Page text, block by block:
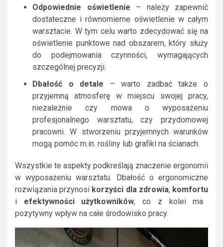
Odpowiednie oświetlenie – należy zapewnić
dostateczne i równomierne oświetlenie w całym
warsztacie. W tym celu warto zdecydować się na
oświetlenie punktowe nad obszarem, który służy
do podejmowania czynności, wymagających
szczególnej precyzji.
Dbałość o detale – warto zadbać także o
przyjemną atmosferę w miejscu swojej pracy,
niezależnie czy mowa o wyposażeniu
profesjonalnego warsztatu, czy przydomowej
pracowni. W stworzeniu przyjemnych warunków
mogą pomóc m.in. rośliny lub grafiki na ścianach.
Wszystkie te aspekty podkreślają znaczenie ergonomii
w wyposażeniu warsztatu. Dbałość o ergonomiczne
rozwiązania przynosi korzyści dla zdrowia, komfortu
i efektywności użytkowników, co z kolei ma
pozytywny wpływ na całe środowisko pracy.